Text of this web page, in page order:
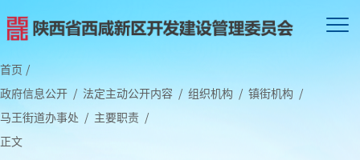
首页 /
政府信息公开 / 法定主动公开内容 / 组织机构 / 镇街机构 /
马王街道办事处 / 主要职责 /
正文